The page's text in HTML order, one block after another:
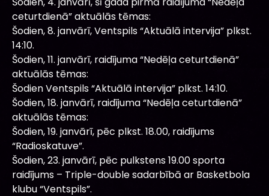
ceturtdienā” aktuālās tēmas:
Šodien, 8. janvārī, Ventspils “Aktuālā intervija” plkst.
14:10.
Šodien, 11. janvārī, raidījuma “Nedēļa ceturtdienā”
aktuālās tēmas:
Šodien Ventspils “Aktuālā intervija” plkst. 14:10.
Šodien, 18. janvārī, raidījuma “Nedēļa ceturtdienā”
aktuālās tēmas:
Šodien, 19. janvārī, pēc plkst. 18.00, raidījums
“Radioskatuve”.
Šodien, 23. janvārī, pēc pulkstens 19.00 sporta
raidījums – Triple-double sadarbībā ar Basketbola
klubu “Ventspils”.